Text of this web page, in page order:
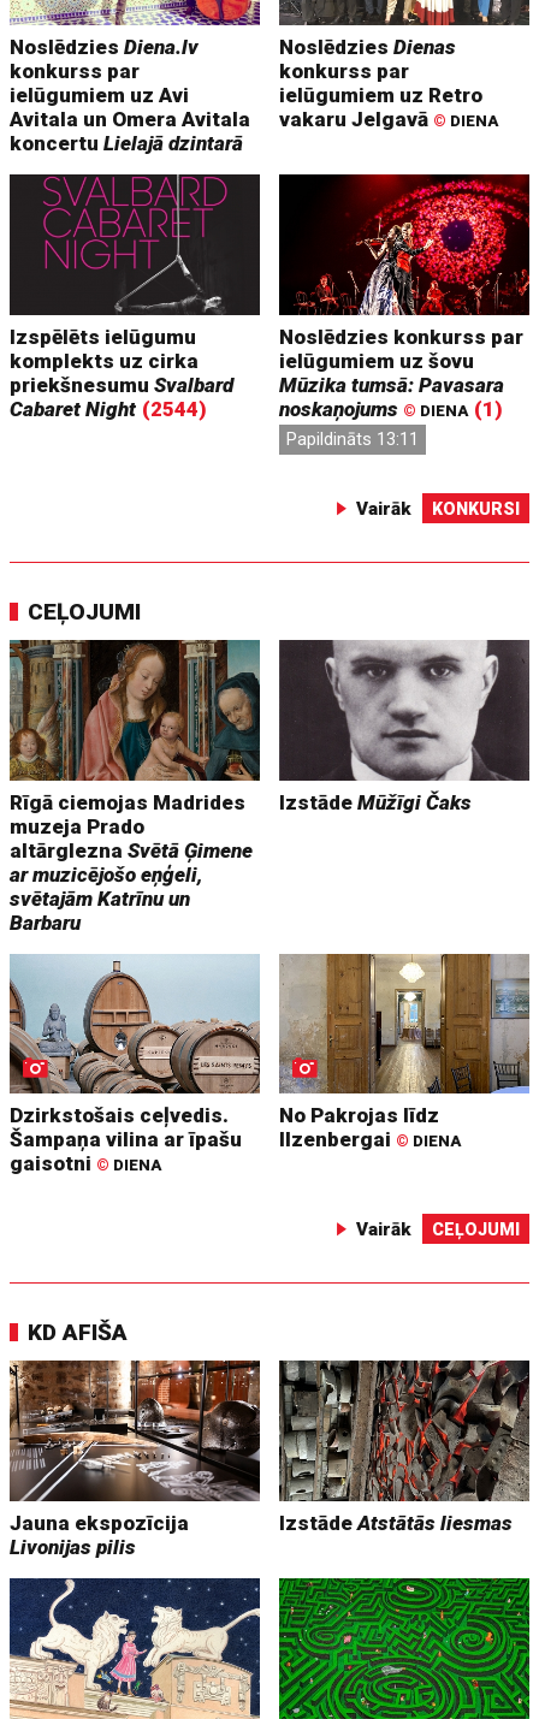
NoslēdziesDiena.lv
konkurss par
ielūgumiem uz Avi
Avitala un Omera Avitala
koncertuLielajā dzintarā
NoslēdziesDienas
konkurss par
ielūgumiem uz Retro
vakaru Jelgavā © DIENA
Izspēlēts ielūgumu
komplekts uz cirka
priekšnesumuSvalbard
Cabaret Night (2544)
Noslēdzies konkurss par
ielūgumiem uz šovu
Mūzika tumsā: Pavasara
noskaņojums © DIENA (1)
Papildināts 13:11
Vairāk KONKURSI
CEĻOJUMI
Rīgā ciemojas Madrides
muzeja Prado
altārgleznaSvētā Ģimene
ar muzicējošo eņģeli,
svētajām Katrīnu un
Barbaru
IzstādeMūžīgi Čaks
Dzirkstošais ceļvedis.
Šampaņa vilina ar īpašu
gaisotni © DIENA
No Pakrojas līdz
Ilzenbergai © DIENA
Vairāk CEĻOJUMI
KD AFIŠA
Jauna ekspozīcija
Livonijas pilis
IzstādeAtstātās liesmas